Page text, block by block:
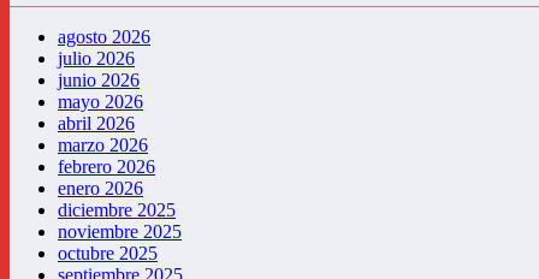
agosto 2026
julio 2026
junio 2026
mayo 2026
abril 2026
marzo 2026
febrero 2026
enero 2026
diciembre 2025
noviembre 2025
octubre 2025